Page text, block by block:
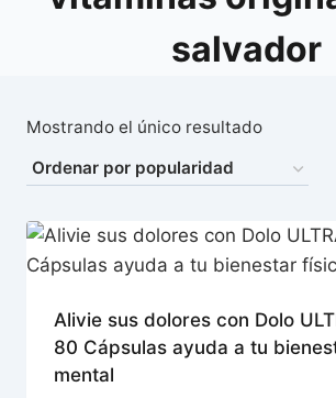
salvador
Mostrando el único resultado
Alivie sus dolores con Dolo
80 Cápsulas ayuda a tu
mental